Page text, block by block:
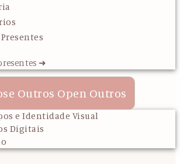
➜
Outros Open Outros
e Identidade Visual
Digitais